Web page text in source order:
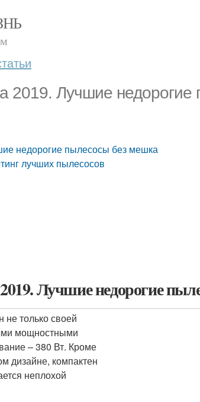
2019. Лучшие недорогие
недорогие пылесосы без мешка
лучших пылесосов
Лучшие недорогие
не только своей
мощностными
– 380 Вт. Кроме
дизайне, компактен
неплохой